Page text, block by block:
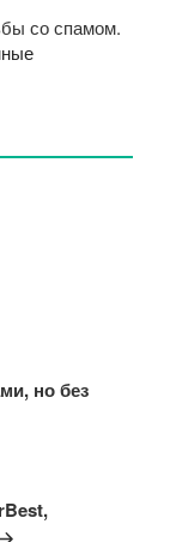
со спамом.
но без